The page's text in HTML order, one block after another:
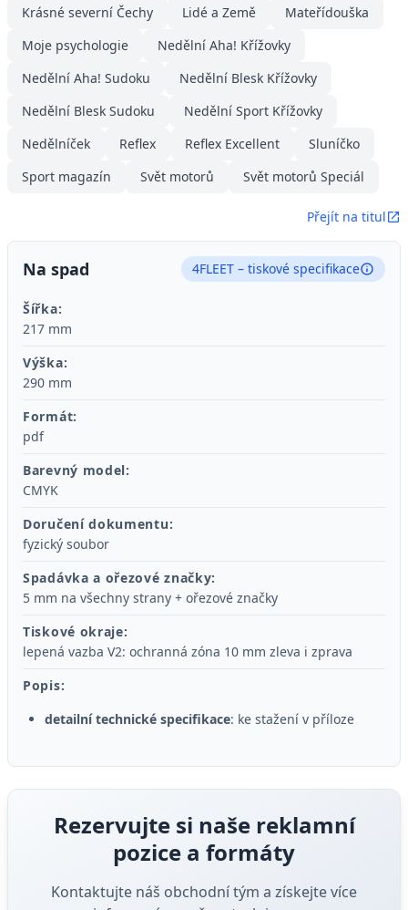
Krásné severní Čechy
Lidé a Země
Mateřídouška
Moje psychologie
Nedělní Aha! Křížovky
Nedělní Aha! Sudoku
Nedělní Blesk Křížovky
Nedělní Blesk Sudoku
Nedělní Sport Křížovky
Nedělníček
Reflex Reflex Excellent
Sluníčko
Sport magazín
Svět motorů Svět motorů Speciál
Přejít na titul
Na spad 4FLEET – tiskové specifikace
Šířka:
217 mm
Výška:
290 mm
Formát:
pdf
Barevný model:
CMYK
Doručení dokumentu:
fyzický soubor
Spadávka a ořezové značky:
5 mm na všechny strany + ořezové značky
Tiskové okraje:
lepená vazba V2: ochranná zóna 10 mm zleva i zprava
Popis:
detailní technické specifikace: ke stažení v příloze
Rezervujte si naše reklamní
pozice a formáty
Kontaktujte náš obchodní tým a získejte více